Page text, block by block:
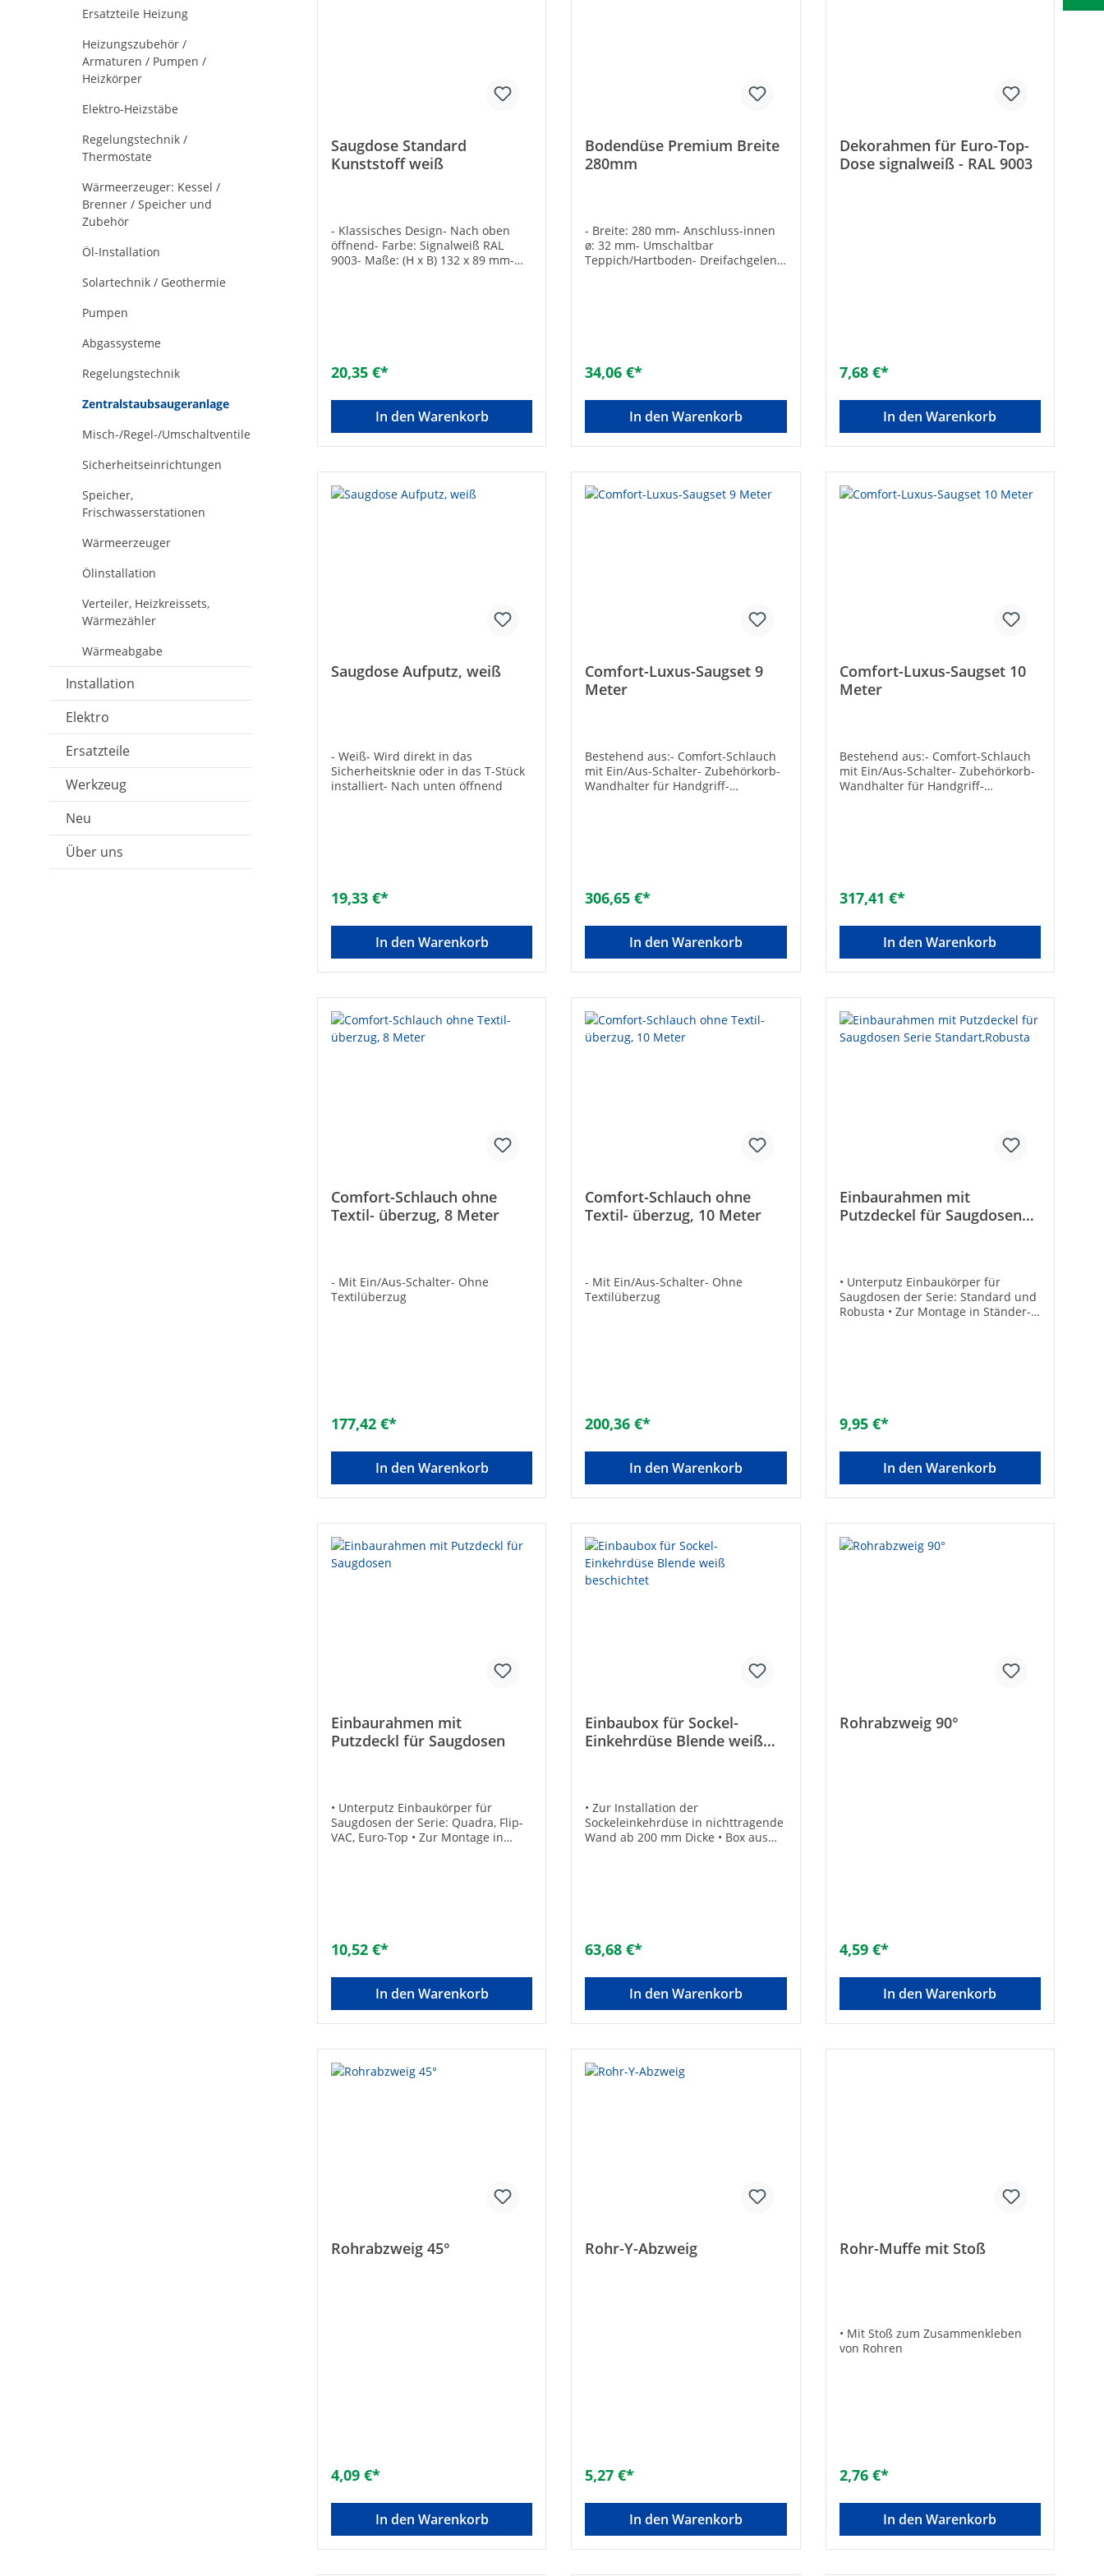
Ersatzteile Heizung
Heizungszubehör /
Armaturen / Pumpen /
Heizkörper
Elektro-Heizstäbe
Regelungstechnik /
Thermostate
Wärmeerzeuger: Kessel /
Brenner / Speicher und
Zubehör
Öl-Installation
Solartechnik / Geothermie
Pumpen
Abgassysteme
Regelungstechnik
Zentralstaubsaugeranlage
Misch-/Regel-/Umschaltventile
Sicherheitseinrichtungen
Speicher,
Frischwasserstationen
Wärmeerzeuger
Ölinstallation
Verteiler, Heizkreissets,
Wärmezähler
Wärmeabgabe
Installation
Elektro
Ersatzteile
Werkzeug
Neu
Über uns
Saugdose Standard
Kunststoff weiß
- Klassisches Design- Nach oben
öffnend- Farbe: Signalweiß RAL
9003- Maße: (H x B) 132 x 89 mm-
20,35 €*
In den Warenkorb
Bodendüse Premium Breite
280mm
- Breite: 280 mm- Anschluss-innen
ø: 32 mm- Umschaltbar
Teppich/Hartboden- Dreifachgelenk
34,06 €*
In den Warenkorb
Dekorahmen für Euro-Top-
Dose signalweiß - RAL 9003
7,68 €*
In den Warenkorb
Saugdose Aufputz, weiß
- Weiß- Wird direkt in das
Sicherheitsknie oder in das T-Stück
installiert- Nach unten öffnend
19,33 €*
In den Warenkorb
Comfort-Luxus-Saugset 9
Meter
Bestehend aus:- Comfort-Schlauch
mit Ein/Aus-Schalter- Zubehörkorb-
Wandhalter für Handgriff-
Heizkörper-/Fugendüse- Dreh-
Winkel-Bürste
306,65 €*
In den Warenkorb
Comfort-Luxus-Saugset 10
Meter
Bestehend aus:- Comfort-Schlauch
mit Ein/Aus-Schalter- Zubehörkorb-
Wandhalter für Handgriff-
Heizkörper-/Fugendüse- Dreh-
Winkel-Bürste
317,41 €*
In den Warenkorb
Comfort-Schlauch ohne
Textil- überzug, 8 Meter
- Mit Ein/Aus-Schalter- Ohne
Textilüberzug
177,42 €*
In den Warenkorb
Comfort-Schlauch ohne
Textil- überzug, 10 Meter
- Mit Ein/Aus-Schalter- Ohne
Textilüberzug
200,36 €*
In den Warenkorb
Einbaurahmen mit
Putzdeckel für Saugdosen
• Unterputz Einbaukörper für
Saugdosen der Serie: Standard und
Robusta • Zur Montage in Ständer-
9,95 €*
In den Warenkorb
Einbaurahmen mit
Putzdeckl für Saugdosen
• Unterputz Einbaukörper für
Saugdosen der Serie: Quadra, Flip-
VAC, Euro-Top • Zur Montage in
10,52 €*
In den Warenkorb
Einbaubox für Sockel-
Einkehrdüse Blende weiß
• Zur Installation der
Sockeleinkehrdüse in nichttragende
Wand ab 200 mm Dicke • Box aus
63,68 €*
In den Warenkorb
Rohrabzweig 90°
4,59 €*
In den Warenkorb
Rohrabzweig 45°
4,09 €*
In den Warenkorb
Rohr-Y-Abzweig
5,27 €*
In den Warenkorb
Rohr-Muffe mit Stoß
• Mit Stoß zum Zusammenkleben
von Rohren
2,76 €*
In den Warenkorb